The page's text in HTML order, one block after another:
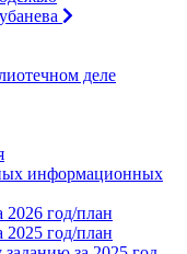
деле
информационных
2026 год/план
2025 год/план